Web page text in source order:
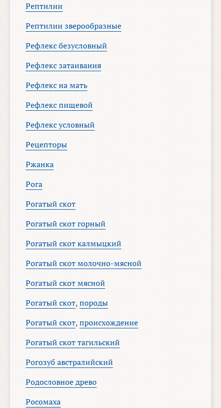
Рептилии
Рептилии зверообразные
Рефлекс безусловный
Рефлекс затаивания
Рефлекс на мать
Рефлекс пищевой
Рефлекс условный
Рецепторы
Ржанка
Рога
Рогатый скот
Рогатый скот горный
Рогатый скот калмыцкий
Рогатый скот молочно-мясной
Рогатый скот мясной
Рогатый скот,породы
Рогатый скот,происхождение
Рогатый скот тагильский
Рогозуб австралийский
Родословное древо
Росомаха